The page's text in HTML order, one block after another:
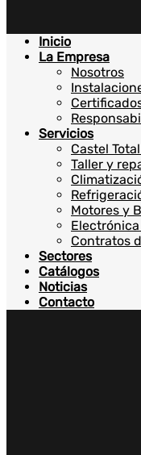
Inicio
La Empresa
Nosotros
Servicios
Castel
Taller y
Motores y
Contratos
Sectores
Catálogos
Noticias
Contacto